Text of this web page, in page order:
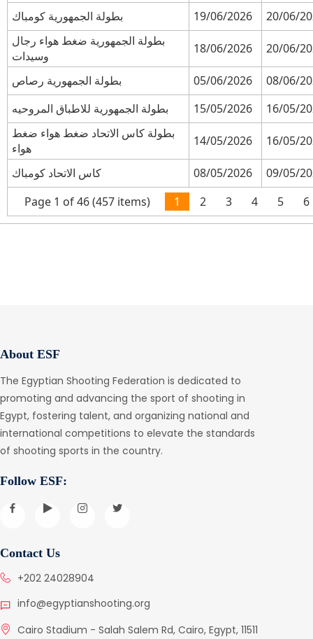
بطولة الجمهورية كومباك
19/06/2026
20/06/
بطولة الجمهورية ضغط هواء رجال
وسيدات
18/06/2026 20/06/
بطولة الجمهورية رصاص 05/06/2026
08/06/
بطولة الجمهورية للاطباق المروحيه
15/05/2026
16/05/
بطولة كاس الاتحاد ضغط هواء ضغط
هواء
14/05/2026 16/05/
كاس الاتحاد كومباك 08/05/2026
09/05/
Page 1 of 46 (457 items)
1 2 3 4 5 6
About ESF
The Egyptian Shooting Federation is dedicated to
promoting and advancing the sport of shooting in
Egypt, fostering talent, and organizing national and
international competitions to elevate the standards
of shooting sports in the country.
Follow ESF:
Contact Us
+202 24028904
info@egyptianshooting.org
Cairo Stadium - Salah Salem Rd, Cairo, Egypt, 11511